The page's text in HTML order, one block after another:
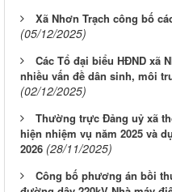
Xã Nhơn Trạch công bố
(05/12/2025)
Các Tổ đại biểu HĐND xã
nhiều vấn đề dân sinh, môi
(02/12/2025)
Thường trực Đảng uỷ xã
hiện nhiệm vụ năm 2025 và
2026 (28/11/2025)
Công bố phương án bồi